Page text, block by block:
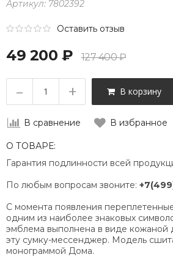
Артикул: 7802392
Оставить отзыв
49 200 ₽ 127 400 ₽
– + В корзину
В сравнение В избранное
О ТОВАРЕ:
Гарантия подлинности всей
По любым вопросам звоните:
С момента появления
одним из наиболее знаковых
эмблема выполнена в виде
эту сумку-мессенджер. Модель
монограммой Дома.